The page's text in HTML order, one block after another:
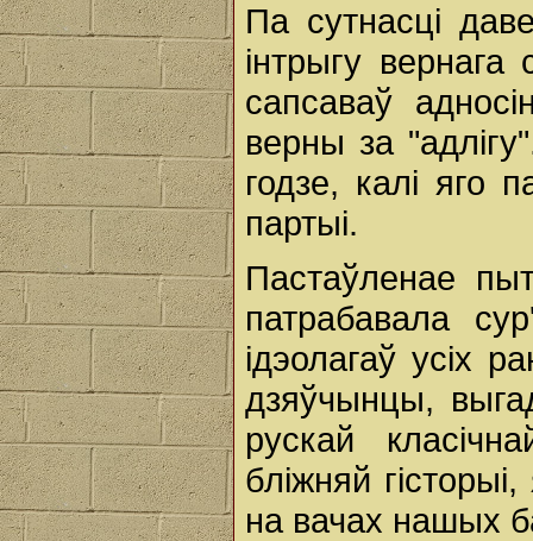
Па сутнасці
інтрыгу вернага
сапсаваў
верны за
годзе, калі яго
партыі.
Пастаўленае
патрабавала
ідэолагаў усіх
дзяўчынцы,
рускай
бліжняй
на вачах нашых